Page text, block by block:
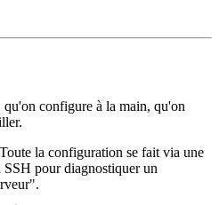
qu'on configure à la main, qu'on
la configuration se fait via une
SSH pour diagnostiquer un